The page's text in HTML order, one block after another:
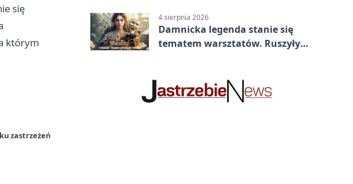
się
którym
zastrzeżeń
4 sierpnia 2026
Damnicka legenda stanie się
tematem warsztatów. Ruszyły